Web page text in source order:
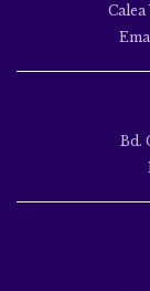
Calea
Bd.